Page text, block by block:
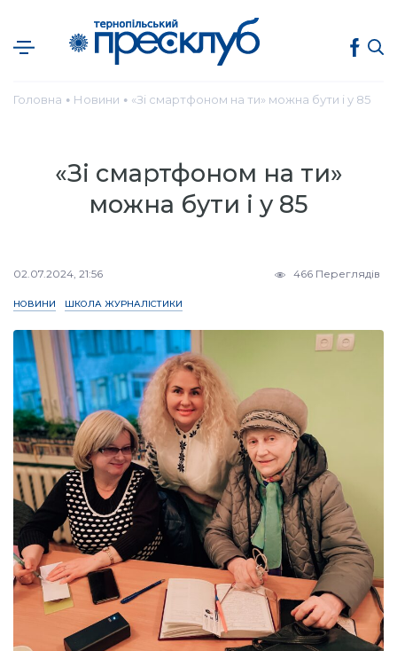
Головна ● Новини ● «Зі смартфоном на ти» можна бути і у 85
«Зі смартфоном на ти»
можна бути і у 85
02.07.2024, 21:56 466 Переглядів
НОВИНИ ШКОЛА ЖУРНАЛІСТИКИ